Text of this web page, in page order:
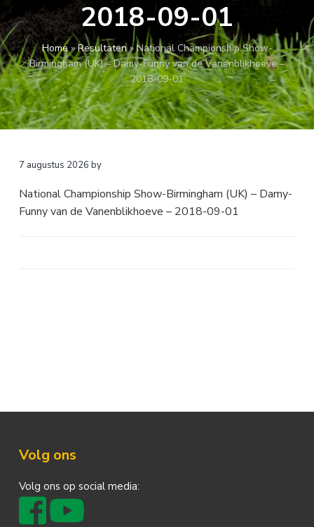
v
i
g
a
t
i
e
u
d
s
t
2018-09-01
Home»Resultaten»National Championship Show-
Birmingham (UK) – Damy-Funny van de Vanenblikhoeve –
2018-09-01
7 augustus 2026 by
National Championship Show-Birmingham (UK) – Damy-
Funny van de Vanenblikhoeve – 2018-09-01
Footer
Volg ons
Volg ons op social media: